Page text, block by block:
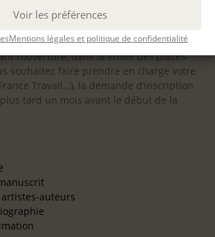
Voir les préférences
Mentions légales et politique de confidentialité
de nos salles).
sont ouvertes jusqu’au dernier
l’ouverture, dans la limite des places
souhaitez faire prendre en charge votre
Travail…), la demande d’inscription
tard un mois avant le début de la
auteurs